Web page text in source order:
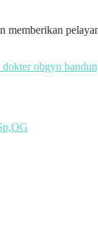
memberikan
obgyn